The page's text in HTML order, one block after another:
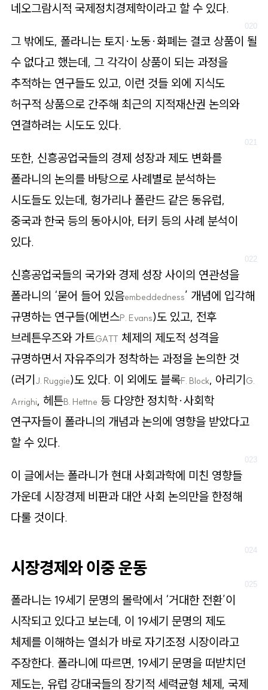
네오그람시적 국제정치경제학이라고 할 수 있다.
그 밖에도, 폴라니는 토지·노동·화폐는 결코 상품이 될
수 없다고 했는데, 그 각각이 상품이 되는 과정을
추적하는 연구들도 있고, 이런 것들 외에 지식도
허구적 상품으로 간주해 최근의 지적재산권 논의와
연결하려는 시도도 있다.
또한, 신흥공업국들의 경제 성장과 제도 변화를
폴라니의 논의를 바탕으로 사례별로 분석하는
시도들도 있는데, 헝가리나 폴란드 같은 동유럽,
중국과 한국 등의 동아시아, 터키 등의 사례 분석이
있다.
신흥공업국들의 국가와 경제 성장 사이의 연관성을
폴라니의 ‘묻어 들어 있음embeddedness’ 개념에 입각해
규명하는 연구들(에번스P. Evans)도 있고, 전후
브레튼우즈와 가트GATT체제의 제도적 성격을
규명하면서 자유주의가 정착하는 과정을 논의한 것
(러기J. Ruggie)도 있다. 이 외에도 블록F. Block, 아리기G.
Arrighi, 헤튼B. Hettne 등 다양한 정치학·사회학
연구자들이 폴라니의 개념과 논의에 영향을 받았다고
할 수 있다.
이 글에서는 폴라니가 현대 사회과학에 미친 영향들
가운데 시장경제 비판과 대안 사회 논의만을 한정해
다룰 것이다.
시장경제와 이중 운동
폴라니는 19세기 문명의 몰락에서 ‘거대한 전환’이
시작되고 있다고 보는데, 이 19세기 문명의 제도
체제를 이해하는 열쇠가 바로 자기조정 시장이라고
주장한다. 폴라니에 따르면, 19세기 문명을 떠받치던
제도는, 유럽 강대국들의 장기적 세력균형 체제, 국제